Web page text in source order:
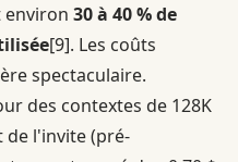
environ 30 à 40 % de
[9]. Les coûts
spectaculaire.
des contextes de 128K
de l'invite (pré-